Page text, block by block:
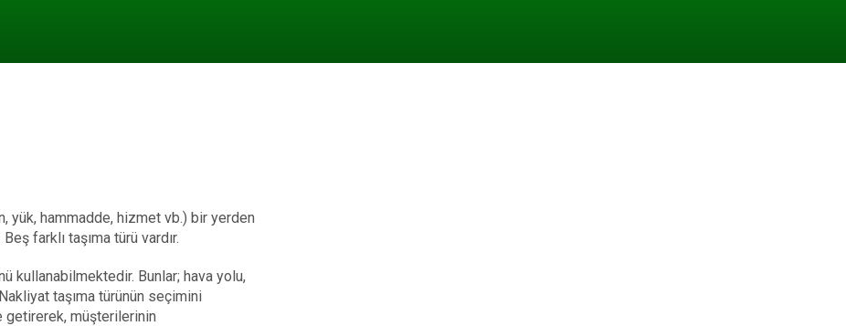
yük, hammadde, hizmet vb.) bir yerden
farklı taşıma türü vardır.
kullanabilmektedir. Bunlar; hava yolu,
taşıma türünün seçimini
getirerek, müşterilerinin